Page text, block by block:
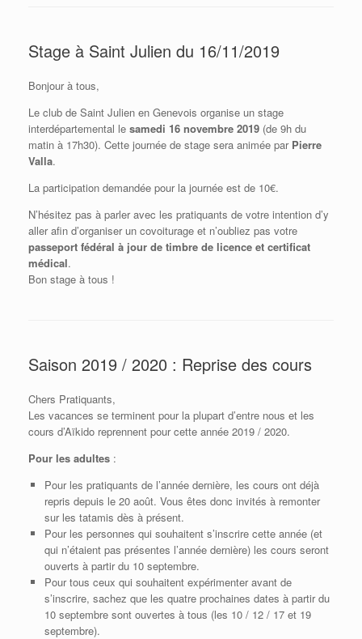
Stage à Saint Julien du 16/11/2019
Bonjour à tous,
Le club de Saint Julien en Genevois organise un stage
interdépartemental le samedi 16 novembre 2019 (de 9h du
matin à 17h30). Cette journée de stage sera animée par Pierre
Valla.
La participation demandée pour la journée est de 10€.
N’hésitez pas à parler avec les pratiquants de votre intention d’y
aller afin d’organiser un covoiturage et n’oubliez pas votre
passeport fédéral à jour de timbre de licence et certificat
médical.
Bon stage à tous !
Saison 2019 / 2020 : Reprise des cours
Chers Pratiquants,
Les vacances se terminent pour la plupart d’entre nous et les
cours d’Aïkido reprennent pour cette année 2019 / 2020.
Pour les adultes :
Pour les pratiquants de l’année dernière, les cours ont déjà
repris depuis le 20 août. Vous êtes donc invités à remonter
sur les tatamis dès à présent.
Pour les personnes qui souhaitent s’inscrire cette année (et
qui n’étaient pas présentes l’année dernière) les cours seront
ouverts à partir du 10 septembre.
Pour tous ceux qui souhaitent expérimenter avant de
s’inscrire, sachez que les quatre prochaines dates à partir du
10 septembre sont ouvertes à tous (les 10 / 12 / 17 et 19
septembre).